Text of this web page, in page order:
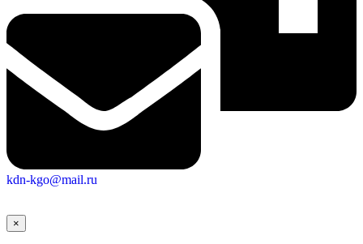
kdn-kgo@mail.ru
×